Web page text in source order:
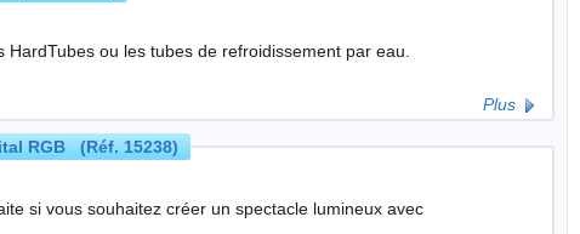
ou les tubes de refroidissement par eau.
Plus
RGB (Réf. 15238)
si vous souhaitez créer un spectacle lumineux avec